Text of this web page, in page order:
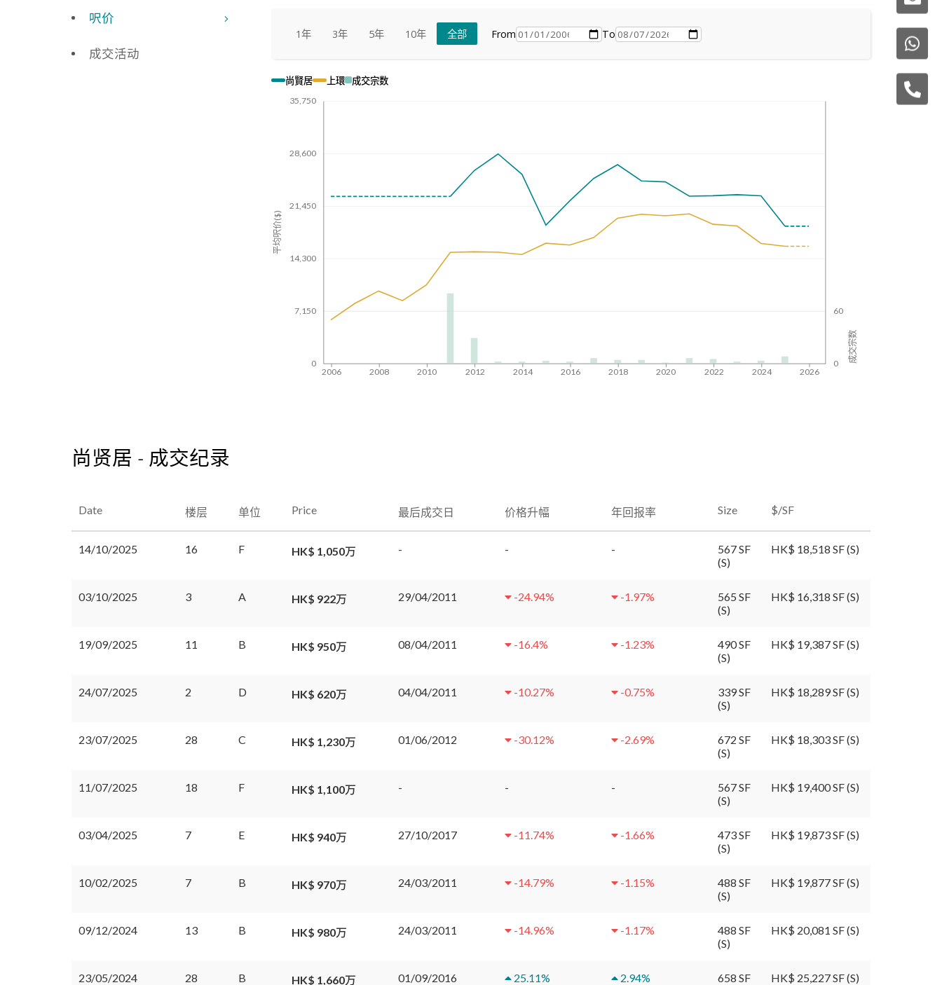
呎价
成交活动
1年 3年 5年 10年 全部 From To
尚賢居 上環 成交宗数
60
0
2006 2008 2010 2012 2014 2016 2018 2020 2022 2024 2026
成交宗数
35,750
28,600
21,450
14,300
7,150
0
平均呎价($)
尚贤居 - 成交纪录
Date 楼层 单位 Price 最后成交日 价格升幅 年回报率 Size $/SF
14/10/2025 16 F HK$ 1,050万 - - -
567 SF
(S)
HK$ 18,518 SF (S)
03/10/2025 3 A HK$ 922万 29/04/2011 -24.94% -1.97%
565 SF
(S)
HK$ 16,318 SF (S)
19/09/2025 11 B HK$ 950万 08/04/2011 -16.4% -1.23%
490 SF
(S)
HK$ 19,387 SF (S)
24/07/2025 2 D HK$ 620万 04/04/2011 -10.27% -0.75%
339 SF
(S)
HK$ 18,289 SF (S)
23/07/2025 28 C HK$ 1,230万 01/06/2012 -30.12% -2.69%
672 SF
(S)
HK$ 18,303 SF (S)
11/07/2025 18 F HK$ 1,100万 - - -
567 SF
(S)
HK$ 19,400 SF (S)
03/04/2025 7 E HK$ 940万 27/10/2017 -11.74% -1.66%
473 SF
(S)
HK$ 19,873 SF (S)
10/02/2025 7 B HK$ 970万 24/03/2011 -14.79% -1.15%
488 SF
(S)
HK$ 19,877 SF (S)
09/12/2024 13 B HK$ 980万 24/03/2011 -14.96% -1.17%
488 SF
(S)
HK$ 20,081 SF (S)
23/05/2024 28 B HK$ 1,660万 01/09/2016 25.11% 2.94%
658 SF
HK$ 25,227 SF (S)